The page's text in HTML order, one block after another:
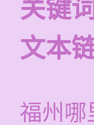
关键词
文本
福州哪